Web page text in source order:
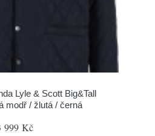
Lyle & Scott Big&Tall
modř / žlutá / černá
999 Kč